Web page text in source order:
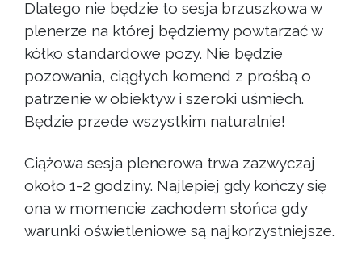
Dlatego nie będzie to sesja brzuszkowa w
plenerze na której będziemy powtarzać w
kółko standardowe pozy. Nie będzie
pozowania, ciągłych komend z prośbą o
patrzenie w obiektyw i szeroki uśmiech.
Będzie przede wszystkim naturalnie!
Ciążowa sesja plenerowa trwa zazwyczaj
około 1-2 godziny. Najlepiej gdy kończy się
ona w momencie zachodem słońca gdy
warunki oświetleniowe są najkorzystniejsze.